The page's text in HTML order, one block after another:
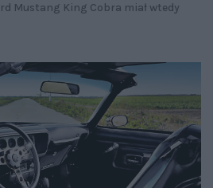
Mustang King Cobra miał wtedy